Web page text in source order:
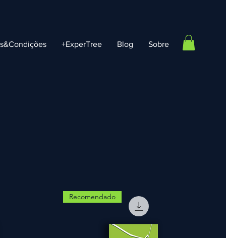
+ExperTree Blog Sobre
Recomendado